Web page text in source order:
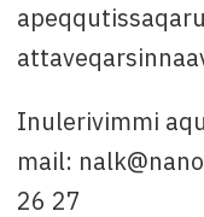
Inulerivimmi
mail:
26 27